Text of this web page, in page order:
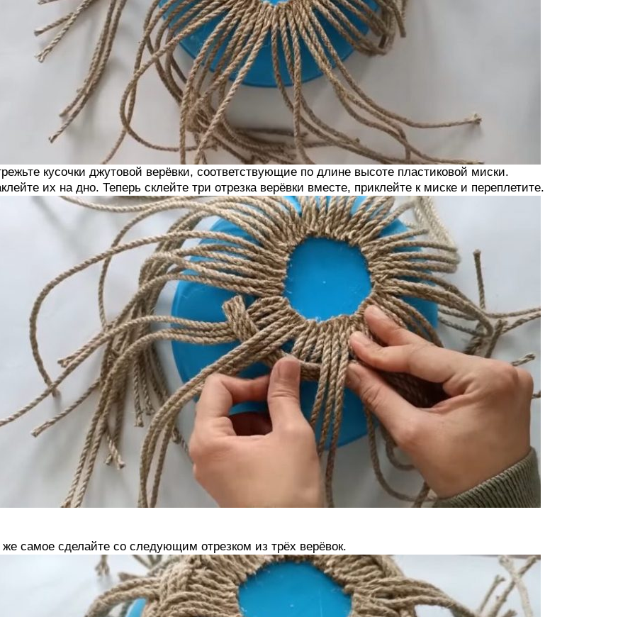
кусочки джутовой верёвки, соответствующие по длине высоте пластиковой миски.
их на дно. Теперь склейте три отрезка верёвки вместе, приклейте к миске и переплетите.
же самое сделайте со следующим отрезком из трёх верёвок.